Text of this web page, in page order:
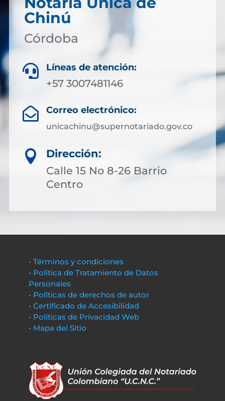
Chinú
Córdoba
 Líneas de atención:
+57 3007481146
 Correo electrónico:
unicachinu@supernotariado.gov.co

Dirección:
Calle 15 No 8-26 Barrio
Centro
• Términos y condiciones
• Política de Tratamiento de Datos
Personales
• Políticas de derechos de autor
• Certificado de Accesibilidad
• Políticas de Privacidad Web
• Mapa del Sitio